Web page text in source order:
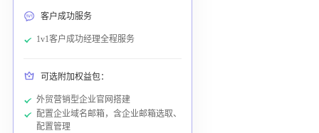
客户成功服务
1v1客户成功经理全程服务
可选附加权益包：
外贸营销型企业官网搭建
配置企业域名邮箱，含企业邮箱选取、
配置管理